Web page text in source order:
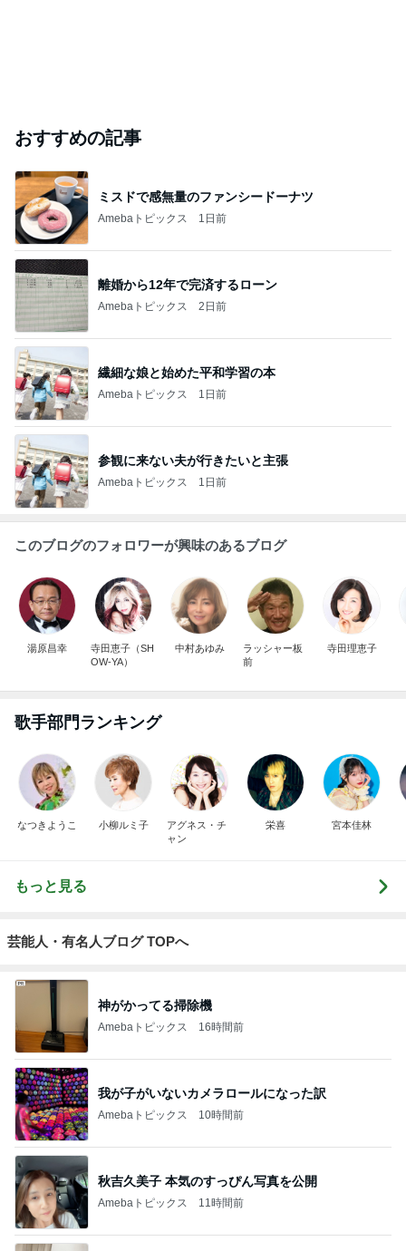
おすすめの記事
ミスドで感無量のファンシードーナツ
Amebaトピックス 1日前
離婚から12年で完済するローン
Amebaトピックス 2日前
繊細な娘と始めた平和学習の本
Amebaトピックス 1日前
参観に来ない夫が行きたいと主張
Amebaトピックス 1日前
このブログのフォロワーが興味のあるブログ
湯原昌幸
寺田恵子（SH
OW-YA）
中村あゆみ
ラッシャー板
前
寺田理恵子
歌手部門ランキング
なつきようこ 小柳ルミ子
アグネス・チ
ャン
栄喜 宮本佳林
もっと見る
芸能人・有名人ブログ TOPへ
神がかってる掃除機
Amebaトピックス 16時間前
我が子がいないカメラロールになった訳
Amebaトピックス 10時間前
秋吉久美子 本気のすっぴん写真を公開
Amebaトピックス 11時間前